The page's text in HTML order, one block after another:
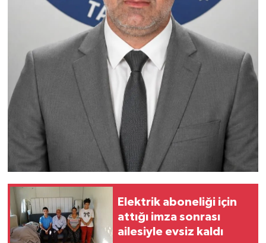
Elektrik aboneliği için
attığı imza sonrası
ailesiyle evsiz kaldı